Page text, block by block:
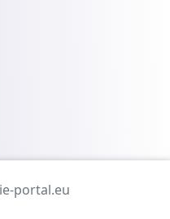
portal.eu